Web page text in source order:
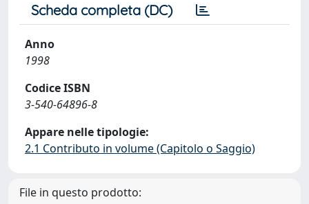
Scheda completa (DC)
Anno
1998
Codice ISBN
3-540-64896-8
Appare nelle tipologie:
2.1 Contributo in volume (Capitolo o Saggio)
File in questo prodotto: